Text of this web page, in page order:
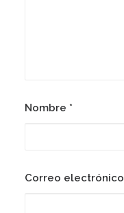
Nombre *
Correo electrónico